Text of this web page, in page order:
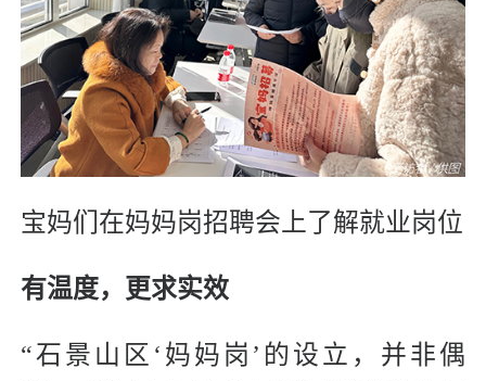
宝妈们在妈妈岗招聘会上了解就业岗位
有温度，更求实效
“石景山区‘妈妈岗’的设立，并非偶